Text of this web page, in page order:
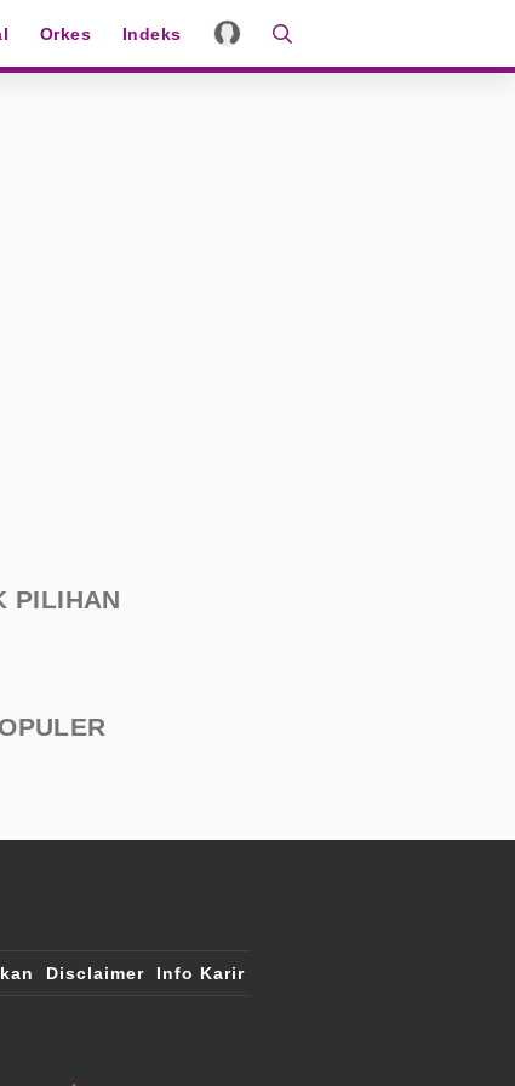
Orkes Indeks
PILIHAN
Disclaimer Info Karir